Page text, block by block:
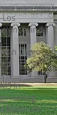
and
Diego
in
Materials